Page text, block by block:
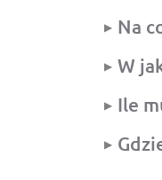
Na
W
Ile